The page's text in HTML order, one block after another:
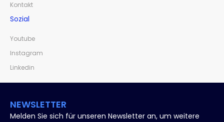
Kontakt
Sozial
Youtube
Instagram
Linkedin
NEWSLETTER
Melden Sie sich für unseren Newsletter an, um weitere